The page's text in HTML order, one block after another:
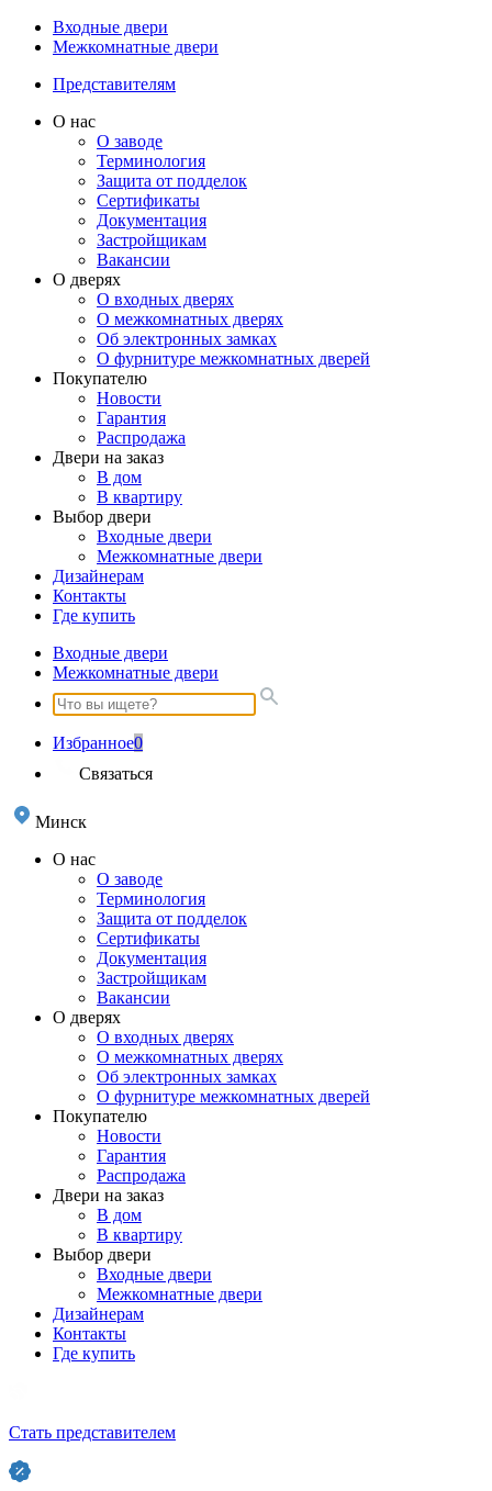
Входные двери
Межкомнатные двери
Представителям
О нас
О заводе
Терминология
Защита от подделок
Сертификаты
Документация
Застройщикам
Вакансии
О дверях
О входных дверях
О межкомнатных дверях
Об электронных замках
О фурнитуре межкомнатных дверей
Покупателю
Новости
Гарантия
Распродажа
Двери на заказ
В дом
В квартиру
Выбор двери
Входные двери
Межкомнатные двери
Дизайнерам
Контакты
Где купить
Входные двери
Межкомнатные двери
Избранное0
Связаться
Минск
О нас
О заводе
Терминология
Защита от подделок
Сертификаты
Документация
Застройщикам
Вакансии
О дверях
О входных дверях
О межкомнатных дверях
Об электронных замках
О фурнитуре межкомнатных дверей
Покупателю
Новости
Гарантия
Распродажа
Двери на заказ
В дом
В квартиру
Выбор двери
Входные двери
Межкомнатные двери
Дизайнерам
Контакты
Где купить
Стать представителем